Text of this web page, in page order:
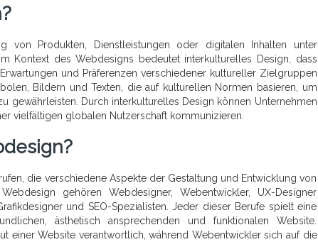
von Produkten, Dienstleistungen oder digitalen Inhalten unter
Kontext des Webdesigns bedeutet interkulturelles Design, dass
und Präferenzen verschiedener kultureller Zielgruppen
Bildern und Texten, die auf kulturellen Normen basieren, um
gewährleisten. Durch interkulturelles Design können Unternehmen
vielfältigen globalen Nutzerschaft kommunizieren.
die verschiedene Aspekte der Gestaltung und Entwicklung von
gehören Webdesigner, Webentwickler, UX-Designer
und SEO-Spezialisten. Jeder dieser Berufe spielt eine
ästhetisch ansprechenden und funktionalen Website.
einer Website verantwortlich, während Webentwickler sich auf die